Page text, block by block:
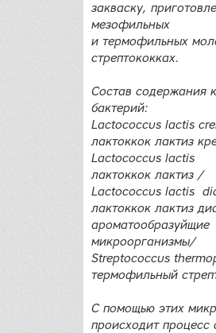
закваску,
мезофильных
и термофильных
стрептококках.
Состав содержания
бактерий:
Lactococcus lactis
лактоккок лактиз
Lactococcus
лактоккок лактиз /
Lactococcus lactis
лактоккок лактиз
ароматообразуйщие
микроорганизмы/
Streptococcus
термофильный
С помощью этих
происходит процесс